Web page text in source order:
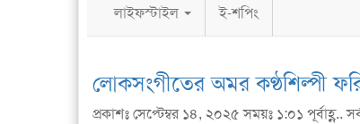
লাইফস্টাইল ই-শপিং
লোকসংগীতের অমর কণ্ঠশিল্পী
প্রকাশঃ সেপ্টেম্বর ১৪, ২০২৫ সময়ঃ ১:০১ পূর্বাহ্ণ..